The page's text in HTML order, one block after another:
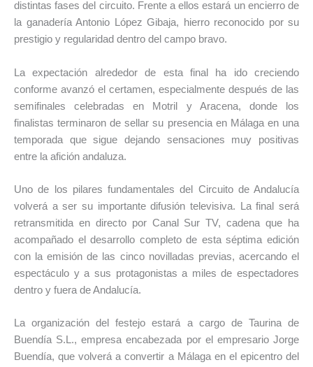
distintas fases del circuito. Frente a ellos estará un encierro de
la ganadería Antonio López Gibaja, hierro reconocido por su
prestigio y regularidad dentro del campo bravo.
La expectación alrededor de esta final ha ido creciendo
conforme avanzó el certamen, especialmente después de las
semifinales celebradas en Motril y Aracena, donde los
finalistas terminaron de sellar su presencia en Málaga en una
temporada que sigue dejando sensaciones muy positivas
entre la afición andaluza.
Uno de los pilares fundamentales del Circuito de Andalucía
volverá a ser su importante difusión televisiva. La final será
retransmitida en directo por Canal Sur TV, cadena que ha
acompañado el desarrollo completo de esta séptima edición
con la emisión de las cinco novilladas previas, acercando el
espectáculo y a sus protagonistas a miles de espectadores
dentro y fuera de Andalucía.
La organización del festejo estará a cargo de Taurina de
Buendía S.L., empresa encabezada por el empresarioJorge
Buendía, que volverá a convertir a Málaga en el epicentro del